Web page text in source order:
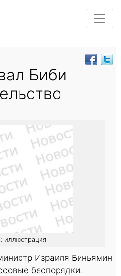
Биби
иллюстрация
Израиля Биньямин
беспорядки,